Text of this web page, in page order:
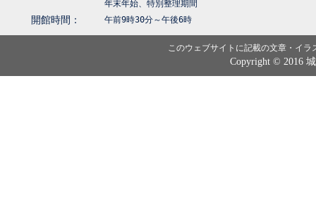
年末年始、特別整理期間
開館時間： 午前9時30分～午後6時
このウェブサイトに記載の文章・イ
Copyright © 2016